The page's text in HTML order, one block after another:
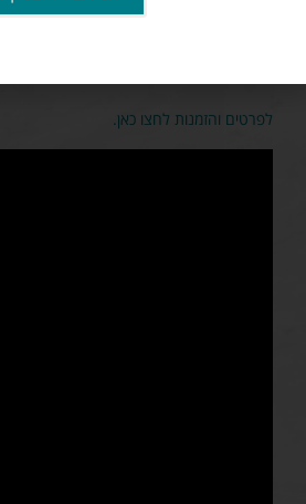
לפרטים והזמנות לחצו כאן.